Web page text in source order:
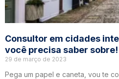
Consultor em cidades
você precisa saber sobre!
29 de março de 2023
Pega um papel e caneta, vou te